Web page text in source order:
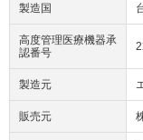
製造国
高度管理医療機器承
認番号
製造元
販売元